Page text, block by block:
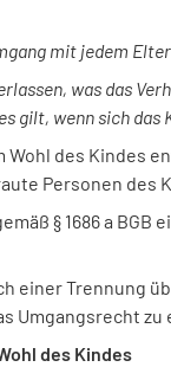
mit jedem
was das
gilt, wenn sich das
Wohl des Kindes
Personen des
§ 1686 a
einer Trennung
Umgangsrecht zu
des Kindes